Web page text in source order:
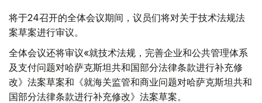
将于24召开的全体会议期间，议员们将对关于技术法规法
案草案进行审议。
全体会议还将审议«就技术法规，完善企业和公共管理体系
及支付问题对哈萨克斯坦共和国部分法律条款进行补充修
改》法案草案和《就海关监管和商业问题对哈萨克斯坦共和
国部分法律条款进行补充修改》法案草案。